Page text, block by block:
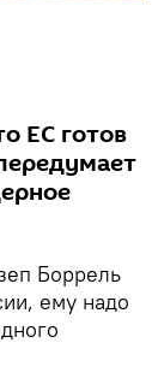
ЕС готов
Боррель
ему надо